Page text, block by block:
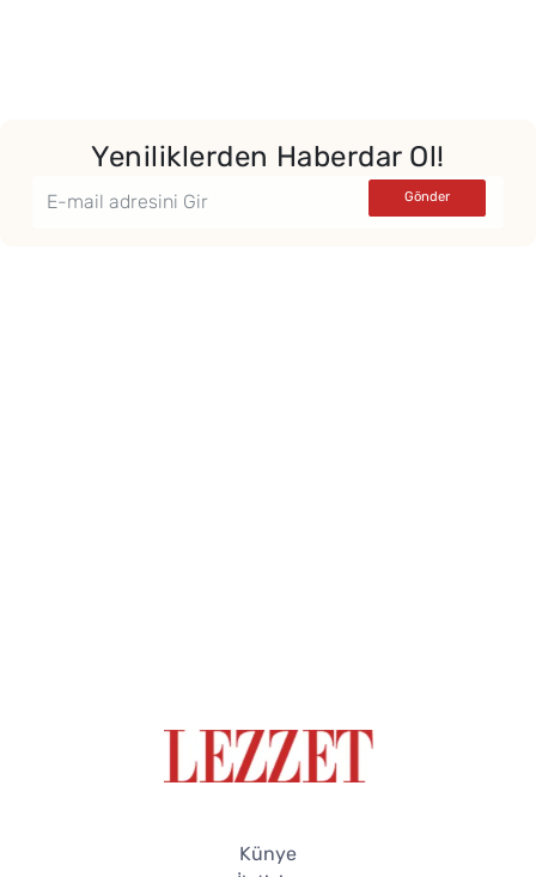
Yeniliklerden Haberdar Ol!
Künye